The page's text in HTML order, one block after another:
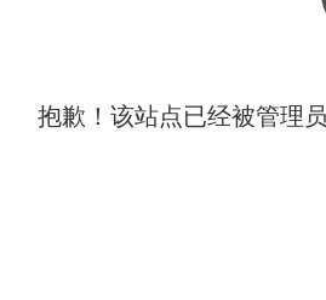
抱歉！该站点已经被管理